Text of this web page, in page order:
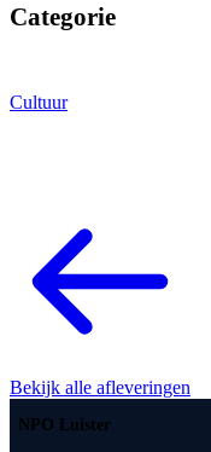
Categorie
Cultuur
Bekijk alle afleveringen
NPO Luister